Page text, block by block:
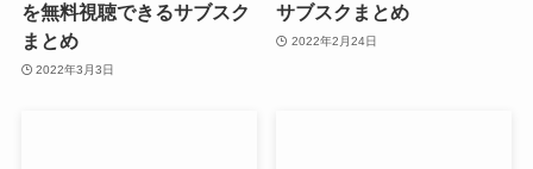
を無料視聴できるサブスク
まとめ
2022年3月3日
サブスクまとめ
2022年2月24日